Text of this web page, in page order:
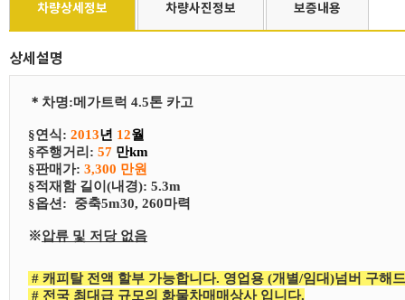
차량상세정보 차량사진정보 보증내용
상세설명
＊ 차명:메가트럭 4.5톤 카고
§연식: 2013년 12월
§​주행거리: 57 만km
§​판매가: 3,300 만원
§​적재함 길이(내경): 5.3m
§​​옵션: 중축5m30, 260마력
※압류 및 저당 없음
# 캐피탈 전액 할부 가능합니다. 영업용 (개별/임대)넘버 구해
# 전국 최대급 규모의 화물차매매상사 입니다.